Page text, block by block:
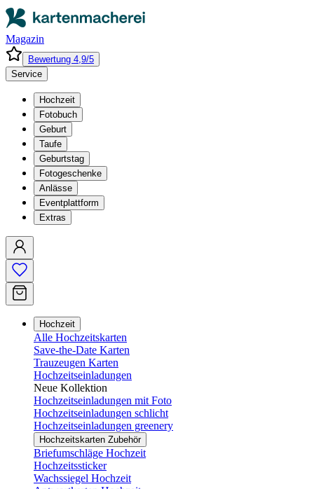
Magazin
Bewertung 4,9/5
Service
Hochzeit
Fotobuch
Geburt
Taufe
Geburtstag
Fotogeschenke
Anlässe
Eventplattform
Extras
Hochzeit
Alle Hochzeitskarten
Save-the-Date Karten
Trauzeugen Karten
Hochzeitseinladungen
Neue Kollektion
Hochzeitseinladungen mit Foto
Hochzeitseinladungen schlicht
Hochzeitseinladungen greenery
Hochzeitskarten Zubehör
Briefumschläge Hochzeit
Hochzeitssticker
Wachssiegel Hochzeit